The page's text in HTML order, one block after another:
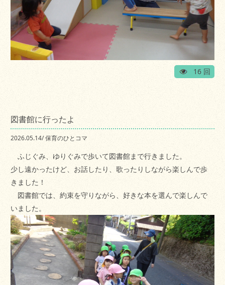
16 回
図書館に行ったよ
2026.05.14/保育のひとコマ
ふじぐみ、ゆりぐみで歩いて図書館まで行きました。
少し遠かったけど、お話したり、歌ったりしながら楽しんで歩
きました！
図書館では、約束を守りながら、好きな本を選んで楽しんで
いました。